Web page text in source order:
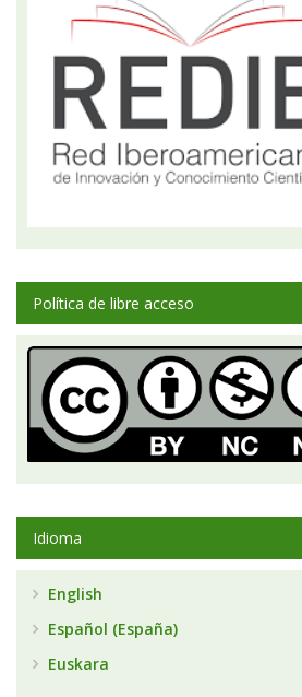
Política de libre acceso
Idioma
English
Español (España)
Euskara